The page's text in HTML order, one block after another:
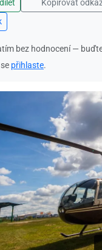
Kopírovat
bez hodnocení —
přihlaste.